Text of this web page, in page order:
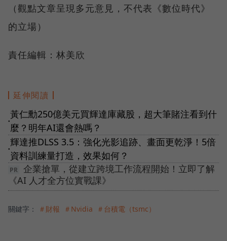
（觀點文章呈現多元意見，不代表《數位時代》
的立場）
責任編輯：林美欣
延伸閱讀
●
黃仁勳250億美元買輝達庫藏股，超大筆賭注看到什
麼？明年AI還會熱嗎？
●
輝達推DLSS 3.5：強化光影追跡、畫面更乾淨！5倍
資料訓練量打造，效果如何？
企業搶單，從建立跨境工作流程開始！立即了解
《AI 人才全方位實戰課》
關鍵字： ＃財報 ＃Nvidia ＃台積電（tsmc）